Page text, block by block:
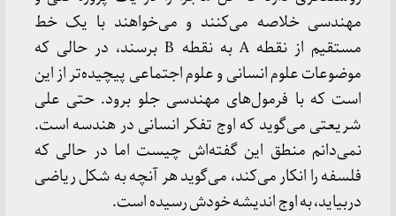
مهندسی خلاصه می‌کنند و می‌خواهند با یک خط
مستقیم از نقطه A به نقطه B برسند، در حالی که
موضوعات علوم انسانی و علوم اجتماعی پیچیده‌تر از این
است که با فرمول‌های مهندسی جلو برود. حتی علی
شریعتی می‌گوید که اوج تفکر انسانی در هندسه است.
نمی‌دانم منطق این گفته‌اش چیست اما در حالی که
فلسفه را انکار می‌کند، می‌گوید هر آنچه به شکل ریاضی
دربیاید، به اوج اندیشه خودش رسیده است.